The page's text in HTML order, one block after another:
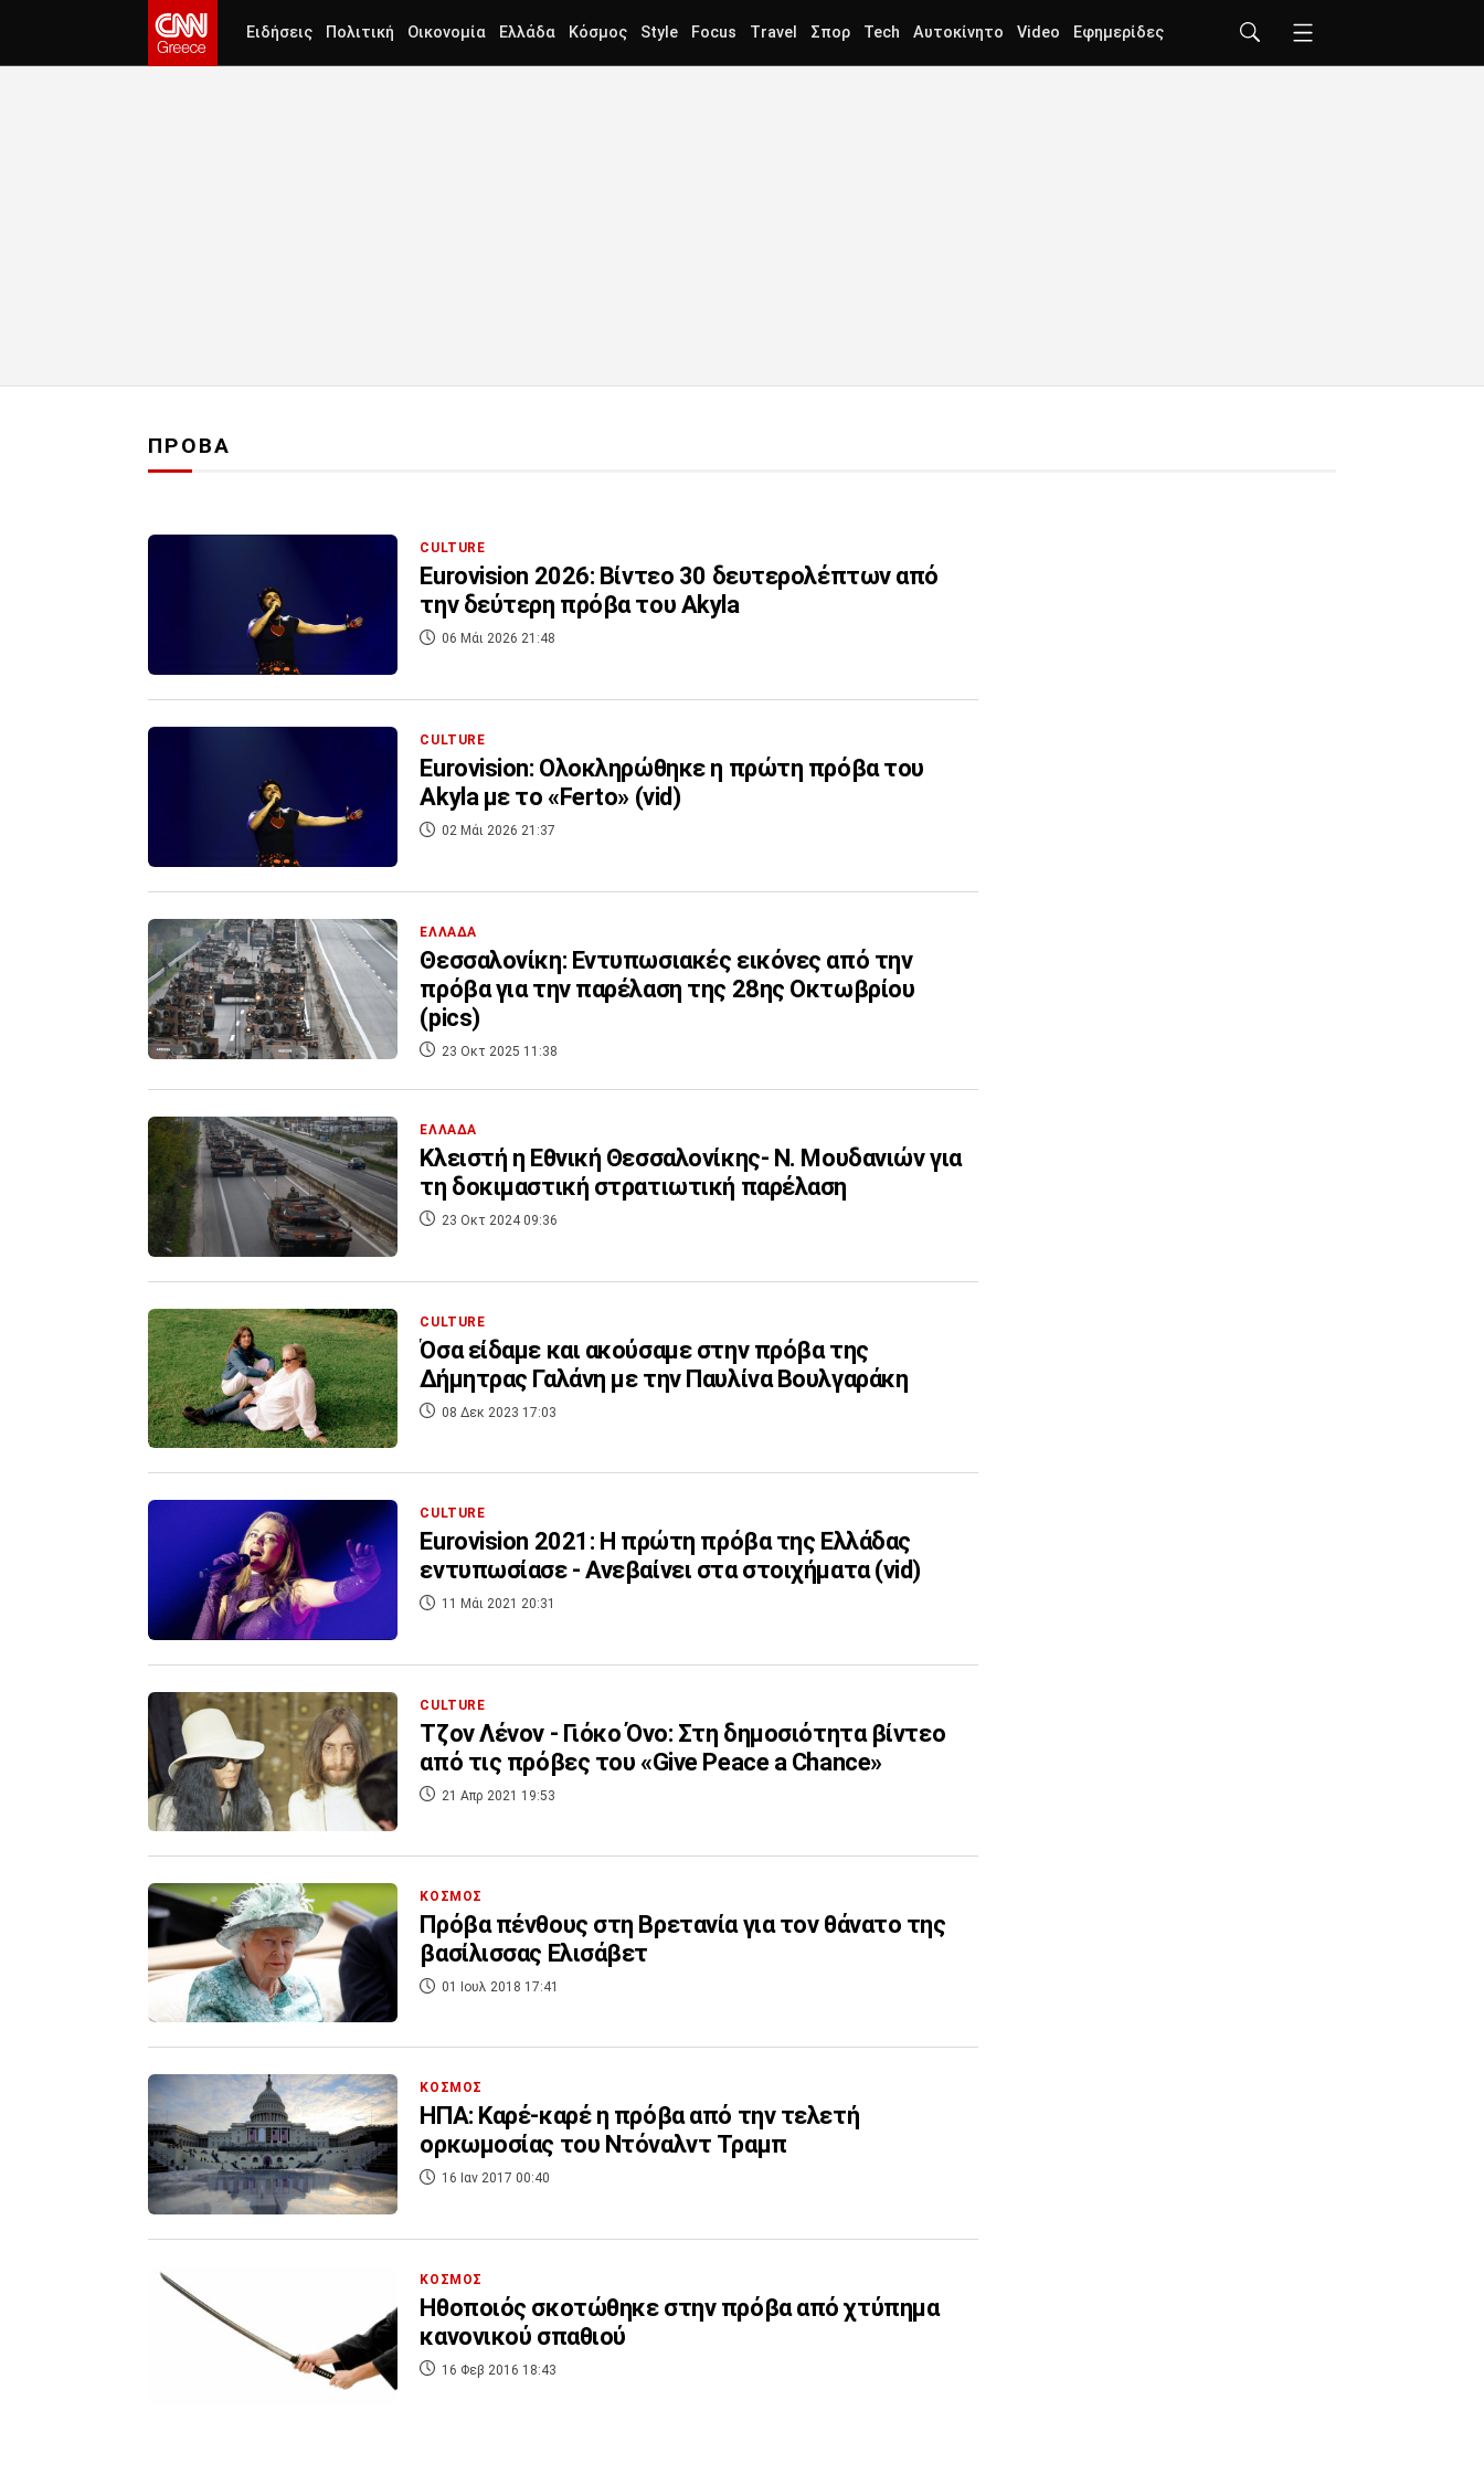
Ειδήσεις Πολιτική Οικονομία Ελλάδα Κόσμος Style Focus Travel Σπορ Tech Αυτοκίνητο Video Εφημερίδες
ΠΡΟΒΑ
CULTURE
Eurovision 2026: Βίντεο 30 δευτερολέπτων από
την δεύτερη πρόβα του Akyla
06 Μάι 2026 21:48
CULTURE
Εurovision: Ολοκληρώθηκε η πρώτη πρόβα του
Αkyla με το «Ferto» (vid)
02 Μάι 2026 21:37
ΕΛΛΑΔΑ
Θεσσαλονίκη: Εντυπωσιακές εικόνες από την
πρόβα για την παρέλαση της 28ης Οκτωβρίου
(pics)
23 Οκτ 2025 11:38
ΕΛΛΑΔΑ
Κλειστή η Εθνική Θεσσαλονίκης- Ν. Μουδανιών για
τη δοκιμαστική στρατιωτική παρέλαση
23 Οκτ 2024 09:36
CULTURE
Όσα είδαμε και ακούσαμε στην πρόβα της
Δήμητρας Γαλάνη με την Παυλίνα Βουλγαράκη
08 Δεκ 2023 17:03
CULTURE
Eurovision 2021: Η πρώτη πρόβα της Ελλάδας
εντυπωσίασε - Ανεβαίνει στα στοιχήματα (vid)
11 Μάι 2021 20:31
CULTURE
Τζον Λένον - Γιόκο Όνο: Στη δημοσιότητα βίντεο
από τις πρόβες του «Give Peace a Chance»
21 Απρ 2021 19:53
ΚΟΣΜΟΣ
Πρόβα πένθους στη Βρετανία για τον θάνατο της
βασίλισσας Ελισάβετ
01 Ιουλ 2018 17:41
ΚΟΣΜΟΣ
ΗΠΑ: Καρέ-καρέ η πρόβα από την τελετή
ορκωμοσίας του Ντόναλντ Τραμπ
16 Ιαν 2017 00:40
ΚΟΣΜΟΣ
Ηθοποιός σκοτώθηκε στην πρόβα από χτύπημα
κανονικού σπαθιού
16 Φεβ 2016 18:43